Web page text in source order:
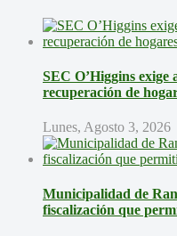
SEC O’Higgins exige
recuperación de
Lunes, Agosto 3, 2026
Municipalidad de
fiscalización que